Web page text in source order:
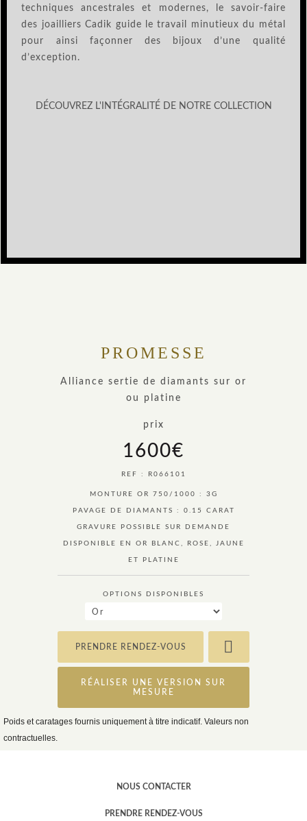
techniques ancestrales et modernes, le savoir-faire
des joailliers Cadik guide le travail minutieux du métal
pour ainsi façonner des bijoux d’une qualité
d’exception.
DÉCOUVREZ L'INTÉGRALITÉ DE NOTRE COLLECTION
PROMESSE
Alliance sertie de diamants sur or
ou platine
prix
1600€
REF : R066101
MONTURE OR 750/1000 : 3G
PAVAGE DE DIAMANTS : 0.15 CARAT
GRAVURE POSSIBLE SUR DEMANDE
DISPONIBLE EN OR BLANC, ROSE, JAUNE
ET PLATINE
OPTIONS DISPONIBLES
PRENDRE RENDEZ-VOUS
RÉALISER UNE VERSION SUR
MESURE
Poids et caratages fournis uniquement à titre indicatif. Valeurs non
contractuelles.
NOUS CONTACTER
PRENDRE RENDEZ-VOUS